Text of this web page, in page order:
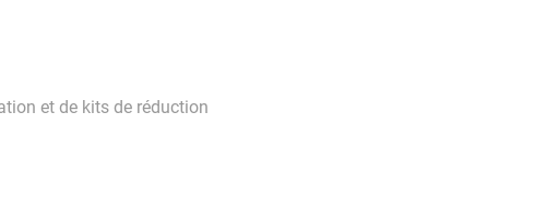
et de kits de réduction